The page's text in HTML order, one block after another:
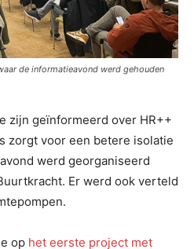
de informatieavond werd gehouden
zijn geïnformeerd over HR++
zorgt voor een betere isolatie
werd georganiseerd
Er werd ook verteld
op het eerste project met